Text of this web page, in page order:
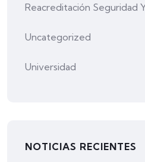
Reacreditación Seguridad
Uncategorized
Universidad
NOTICIAS RECIENTES